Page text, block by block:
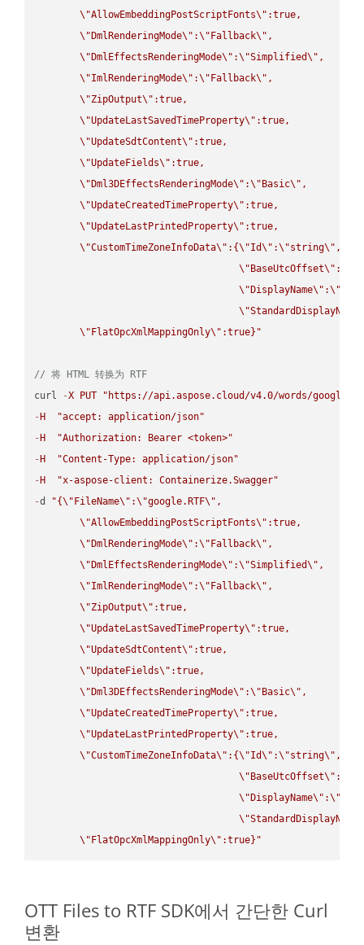
\"AllowEmbeddingPostScriptFonts\" :true,
\" DmlRenderingMode\" :\" Fallback\" ,
\" DmlEffectsRenderingMode\" :\"Simplified\" ,
\"ImlRenderingMode\" :\" Fallback\" ,
\"ZipOutput\" :true,
\"UpdateLastSavedTimeProperty\" :true,
\"UpdateSdtContent\" :true,
\"UpdateFields\" :true,
\" Dml3DEffectsRenderingMode\" :\" Basic\" ,
\"UpdateCreatedTimeProperty\" :true,
\"UpdateLastPrintedProperty\" :true,
\"CustomTimeZoneInfoData\" :{\"Id\" :\"string\" ,
\" BaseUtcOffset\" :
\" DisplayName\" :\"
\"StandardDisplayName
\" FlatOpcXmlMappingOnly\" :true}"
// 将 HTML 转换为 RTF
curl
-X PUT
"https://api.aspose.cloud/v4.0/words/
- H
"accept: application/json"
- H
"Authorization: Bearer <token>"
- H
"Content-Type: application/json"
- H
"x-aspose-client: Containerize.Swagger"
-d "{\" FileName\" :\"google.RTF\" ,
\"AllowEmbeddingPostScriptFonts\" :true,
\" DmlRenderingMode\" :\" Fallback\" ,
\" DmlEffectsRenderingMode\" :\"Simplified\" ,
\"ImlRenderingMode\" :\" Fallback\" ,
\"ZipOutput\" :true,
\"UpdateLastSavedTimeProperty\" :true,
\"UpdateSdtContent\" :true,
\"UpdateFields\" :true,
\" Dml3DEffectsRenderingMode\" :\" Basic\" ,
\"UpdateCreatedTimeProperty\" :true,
\"UpdateLastPrintedProperty\" :true,
\"CustomTimeZoneInfoData\" :{\"Id\" :\"string\" ,
\" BaseUtcOffset\" :
\" DisplayName\" :\"
\"StandardDisplayName
\" FlatOpcXmlMappingOnly\" :true}"
OTT Files to RTF SDK에서 간단한 Curl
변환